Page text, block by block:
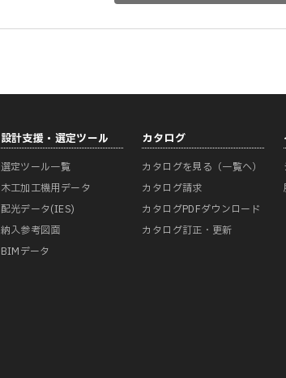
設計支援・選定ツール
選定ツール一覧
木工加工機用データ
配光データ(IES)
納入参考図面
BIMデータ
カタログ
カタログを見る（一覧へ）
カタログ請求
カタログPDFダウンロード
カタログ訂正・更新